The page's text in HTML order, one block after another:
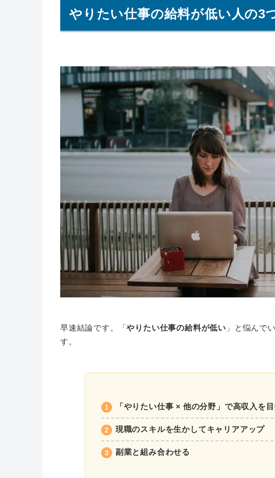
やりたい仕事の給料が低い人の3
早速結論です。「やりたい仕事の給料が低い 」と悩んで
す。
「やりたい仕事 × 他の分野」で高収入を
現職のスキルを生かしてキャリアアップ
副業と組み合わせる